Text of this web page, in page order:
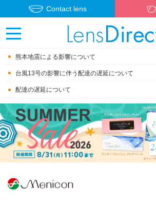
Contact lens
熊本地震による影響について
台風13号の影響に伴う配達の遅延について
配達の遅延について